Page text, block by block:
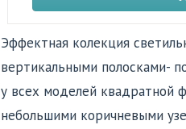
Эффектная колекция
вертикальными полосками-
у всех моделей квадратной
небольшими коричневыми